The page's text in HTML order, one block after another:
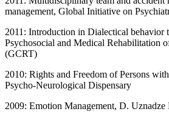
management, Global Initiative on
2011: Introduction in Dialectical
Psychosocial and Medical Rehabilitation
(GCRT)
2010: Rights and Freedom of Persons
Psycho-Neurological Dispensary
2009: Emotion Management, D.